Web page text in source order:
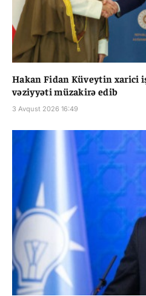
Hakan Fidan Küveytin xarici
vəziyyəti müzakirə edib
3 Avqust 2026 16:49